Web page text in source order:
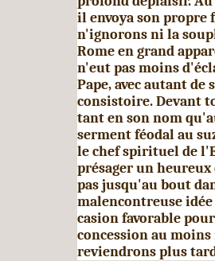
il envoya son propre
n'ignorons ni la
Rome en grand
n'eut pas moins
Pape, avec autant
consis­toire. Devant
tant en son nom
serment féodal au
le chef spirituel de
présager un
pas jusqu'au bout
malencontreuse
casion favorable
concession au
reviendrons plus